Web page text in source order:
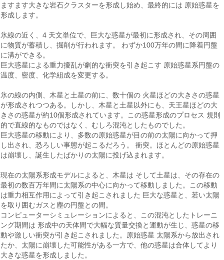
ますます大きな岩石クラスターを形成し始め、最終的には 原始惑星を
形成します。
氷線の近く、4 天文単位で、巨大な惑星が最初に形成され、その周囲
に物質が蓄積し、掘削が行われます。 わずか100万年の間に降着円盤
に溝ができる。
巨大惑星による重力擾乱が劇的な衝突を引き起こす 原始惑星系円盤の
温度、密度、化学組成を変更する。
氷の線の内側、木星と土星の前に、数十個の 火星ほどの大きさの惑星
が形成されつつある。しかし、木星と土星以外にも、天王星ほどの大
きさの惑星が約10個形成されています。この惑星形成のプロセス 規則
的で直線的なものではなく、むしろ混沌としたものでした。
巨大惑星の移動により、多数の原始惑星が目の前の太陽に向かって押
し出され、恐ろしい事態が起こるだろう。 衝突。ほとんどの原始惑星
は崩壊し、誕生したばかりの太陽に投げ込まれます。
現在の太陽系形成モデルによると、木星は そして土星は、その存在の
最初の数百万年間に太陽系の中心に向かって移動しました。この移動
は重力相互作用によって引き起こされました 巨大な惑星と、若い太陽
を取り囲むガスと塵の円盤との間。
コンピューターシミュレーションによると、この混沌とし​​たトレーニ
ング期間は 形成中の天体間で大幅な質量交換と運動が生じ、惑星の移
動や激しい衝突が引き起こされました。原始惑星 太陽系から放出され
たか、太陽に崩壊した可能性がある一方で、他の惑星は合体してより
大きな惑星を形成しました。